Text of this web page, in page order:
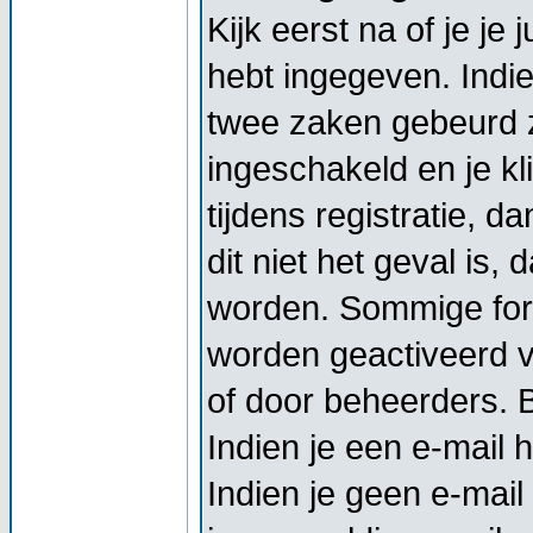
Kijk eerst na of je je
hebt ingegeven.
twee zaken gebeurd
ingeschakeld en je
tijdens registratie,
dit niet het geval is,
worden. Sommige
worden geactiveerd
of door beheerders.
Indien je een e-mail
Indien je geen e-